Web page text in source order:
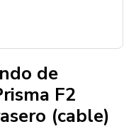
de
F2
(cable)